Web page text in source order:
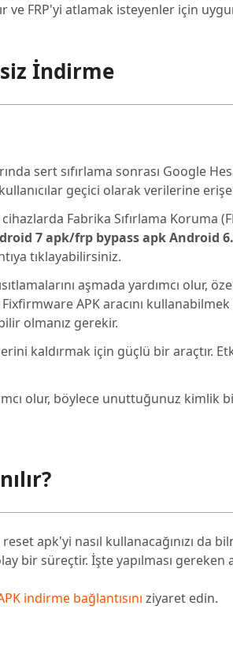
ve FRP'yi atlamak isteyenler için
İndirme
sert sıfırlama sonrası Google
geçici olarak verilerine
Fabrika Sıfırlama Koruma
7 apk/frp bypass apk Android
tıklayabilirsiniz.
aşmada yardımcı olur,
Fixfirmware APK aracını
olmanız gerekir.
kaldırmak için güçlü bir araçtır.
olur, böylece unuttuğunuz kimlik
apk'yi nasıl kullanacağınızı da
bir süreçtir. İşte yapılması gereken
indirme bağlantısını ziyaret edin.